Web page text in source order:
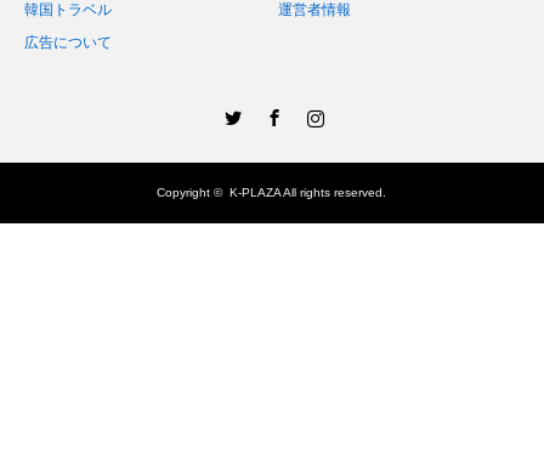
韓国トラベル
運営者情報
広告について
Copyright ©K-PLAZAAll rights reserved.